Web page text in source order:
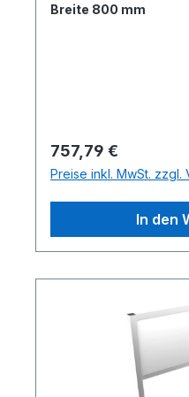
Breite 800 mm
Regulärer Preis:
757,79 €
Preise inkl. MwSt. zzgl.
In den